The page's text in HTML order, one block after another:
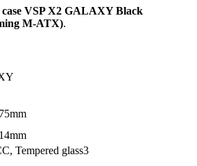
VSP X2 GALAXY Black
M-ATX).
Tempered glass3